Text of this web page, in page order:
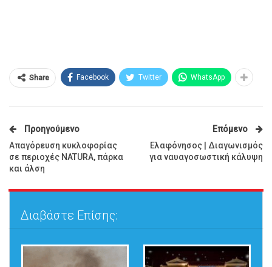
Share Facebook Twitter WhatsApp
Προηγούμενο
Απαγόρευση κυκλοφορίας
σε περιοχές NATURA, πάρκα
και άλση
Επόμενο
Ελαφόνησος | Διαγωνισμός
για ναυαγοσωστική κάλυψη
Διαβάστε Επίσης: